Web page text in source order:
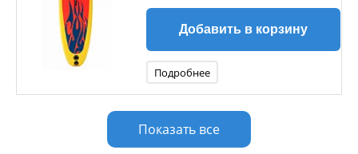
Добавить в корзину
Подробнее
Показать все